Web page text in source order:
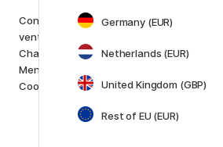
Conditions générales de
ventes
Charte de confidentialité
Mentions Légales
Cookies
Faber-
Winsor
Germany (EUR)
Netherlands (EUR)
United Kingdom (GBP)
Rest of EU (EUR)